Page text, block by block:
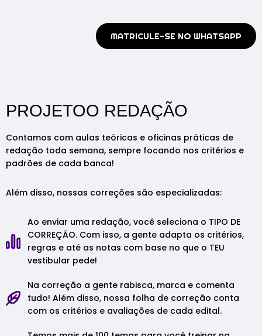
MATRICULE-SE NO WHATSAPP
PROJETOO REDAÇÃO
Contamos com aulas teóricas e oficinas práticas de
redação toda semana, sempre focando nos critérios e
padrões de cada banca!
Além disso, nossas correções são especializadas:
Ao enviar uma redação, você seleciona o TIPO DE
CORREÇÃO. Com isso, a gente adapta os critérios,
regras e até as notas com base no que o TEU
vestibular pede!
Na correção a gente rabisca, marca e comenta
tudo! Além disso, nossa folha de correção conta
com os critérios e avaliações de cada edital.